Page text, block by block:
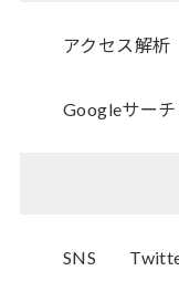
アクセス解析
Googleサー
SNS